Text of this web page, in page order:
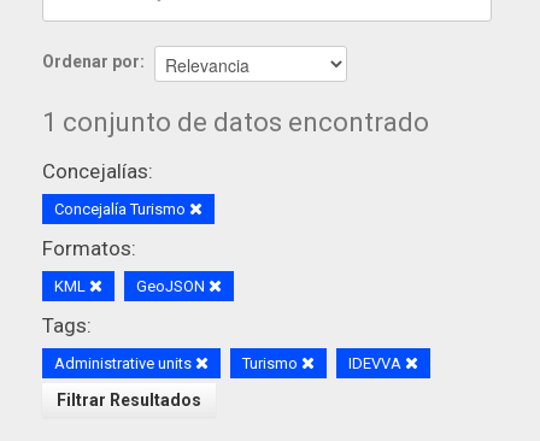
Ordenar por
1 conjunto de datos encontrado
Concejalías:
Concejalía Turismo
Formatos:
KML GeoJSON
Tags:
Administrative units Turismo IDEVVA
Filtrar Resultados